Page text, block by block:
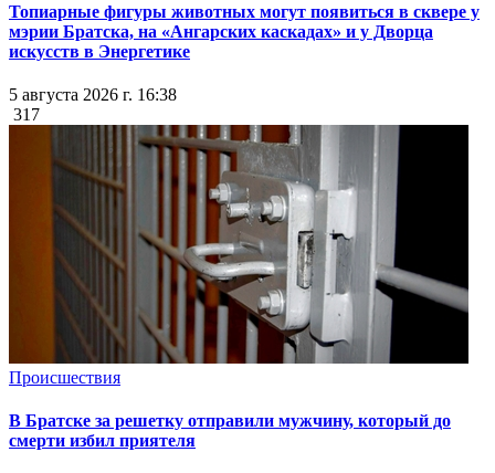
Топиарные фигуры животных могут появиться в сквере у
мэрии Братска, на «Ангарских каскадах» и у Дворца
искусств в Энергетике
5 августа 2026 г. 16:38
317
Происшествия
В Братске за решетку отправили мужчину, который до
смерти избил приятеля